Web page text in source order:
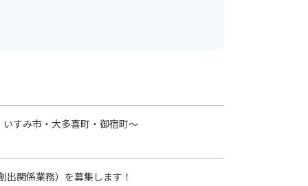
すみ市・大多喜町・御宿町～
出関係業務）を募集します！